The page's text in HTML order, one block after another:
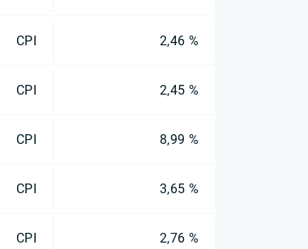
CPI 2,46 %
CPI 2,45 %
CPI 8,99 %
CPI 3,65 %
CPI 2,76 %